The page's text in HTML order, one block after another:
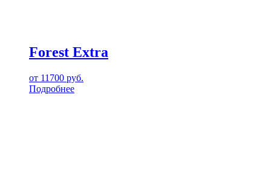
Forest Extra
от 11700 руб.
Подробнее